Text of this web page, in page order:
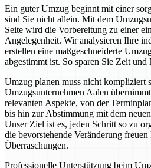
Ein guter Umzug beginnt mit einer
sind Sie nicht allein. Mit dem
Seite wird die Vorbereitung zu einer
Angelegenheit. Wir analysieren Ihre
erstellen eine maßgeschneiderte
abgestimmt ist. So sparen Sie Zeit und
Umzug planen muss nicht kompliziert
Umzugsunternehmen Aalen
relevanten Aspekte, von der
bis hin zur Abstimmung mit dem
Unser Ziel ist es, jeden Schritt so zu
die bevorstehende Veränderung
Überraschungen.
Professionelle Unterstützung beim